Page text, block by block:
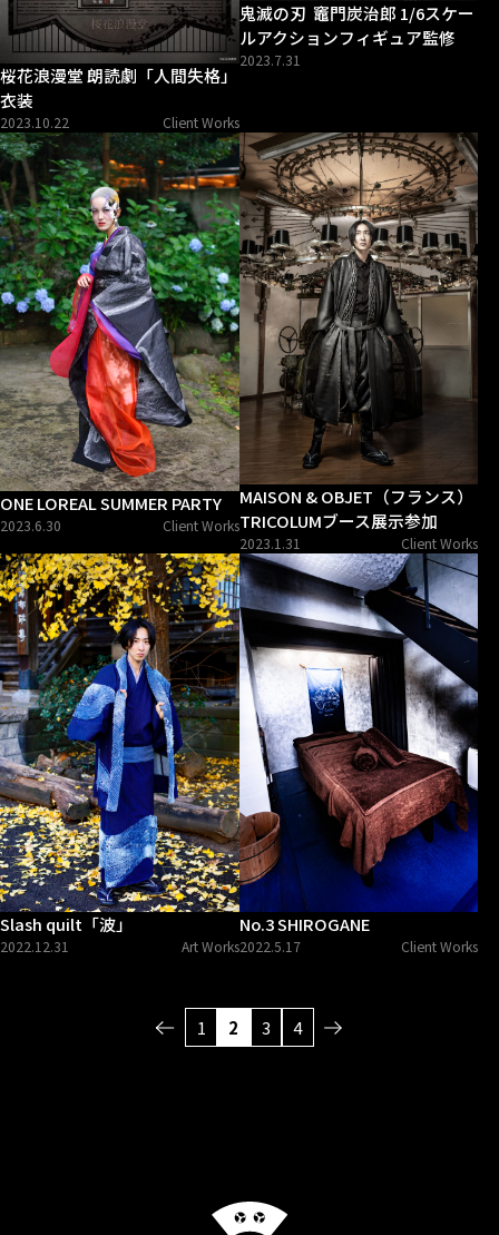
桜花浪漫堂 朗読劇「人間失格」
衣装
2023.10.22 Client Works
鬼滅の刃 竈門炭治郎 1/6スケー
ルアクションフィギュア監修
2023.7.31
ONE LOREAL SUMMER PARTY
2023.6.30 Client Works
MAISON & OBJET（フランス）
TRICOLUMブース展示参加
2023.1.31 Client Works
Slash quilt「波」
2022.12.31 Art Works
No.3 SHIROGANE
2022.5.17 Client Works
1 2 3 4